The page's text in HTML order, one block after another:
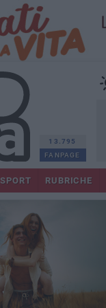
13.795
FANPAGE
SPORT RUBRICHE